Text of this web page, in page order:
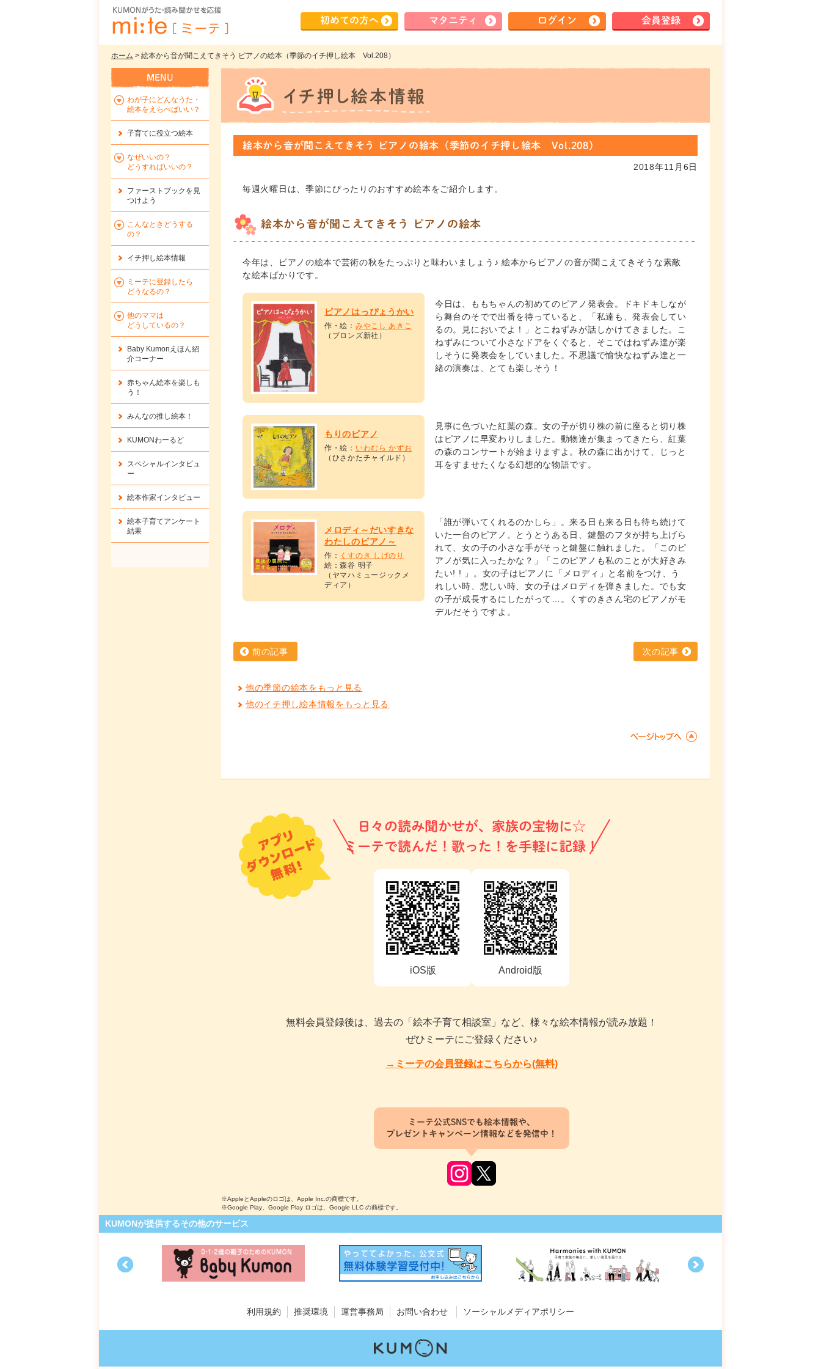
初めての方へ マタ ニティ ログイン 会員登録
ホーム > 絵本から音が聞こえてきそう ピアノの絵本（季節のイチ押し絵本 Vol.208）
絵本から音が聞こえてきそう ピアノの絵本（季節のイチ押し絵本 Vol.208）
2018年11月6日
毎週火曜日は、季節にぴったりのおすすめ絵本をご紹介します。
絵本から音が聞こえてきそう ピアノの絵本
今年は、ピアノの絵本で芸術の秋をたっぷりと味わいましょう♪ 絵本からピアノの音が聞こえてきそうな素敵
な絵本ばかりです。
ピアノはっぴょうかい
作・絵： みやこし あきこ
（ブロンズ新社）
今日は、ももちゃんの初めてのピアノ発表会。ドキドキしなが
ら舞台のそでで出番を待っていると、「私達も、発表会してい
るの。見においでよ！」とこねずみが話しかけてきました。こ
ねずみについて小さなドアをくぐると、そこではねずみ達が楽
しそうに発表会をしていました。不思議で愉快なねずみ達と一
緒の演奏は、とても楽しそう！
もりのピアノ
作・絵： いわむら かずお
（ひさかたチャイルド）
見事に色づいた紅葉の森。女の子が切り株の前に座ると切り株
はピアノに早変わりしました。動物達が集まってきたら、紅葉
の森のコンサートが始まりますよ。秋の森に出かけて、じっと
耳をすませたくなる幻想的な物語です。
メロディ～だいすきな
わたしのピアノ～
作： くすのき しげのり
絵：森谷 明子
（ヤマハミュージックメ
ディア）
「誰が弾いてくれるのかしら」。来る日も来る日も待ち続けて
いた一台のピアノ。とうとうある日、鍵盤のフタが持ち上げら
れて、女の子の小さな手がそっと鍵盤に触れました。「このピ
アノが気に入ったかな？」「このピアノも私のことが大好きみ
たい! ! 」。女の子はピアノに「メロディ」と名前をつけ、う
れしい時、悲しい時、女の子はメロディを弾きました。でも女
の子が成長するにしたがって…。くすのきさん宅のピアノがモ
デルだそうですよ。
前の記事 次の記事
他の季節の絵本をもっと見る
他のイチ押し絵本情報をもっと見る
わが子にどんなうた・
絵本をえらべばいい？
子育てに役立つ絵本
なぜいいの？
どうすればいいの？
ファーストブックを 見
つけよう
こんなときどうする
の？
イチ押し絵本情報
ミーテに登録したら
どうなるの？
他のママは
どうしているの？
Baby Kumonえほん紹
介コーナー
赤ちゃん絵本を楽しも
う！
みんなの推し絵本！
KUMONわーるど
スペシャルインタビュ
ー
絵本作家インタビュー
絵本子育てアンケート
結果
日々の読み聞かせが、家族の宝物に☆
ミーテで読んだ！歌った！を手軽に記録！
iOS版 Android版
無料会員登録後は、過去の「絵本子育て相談室」など、様々な絵本情報が読み放題！
ぜひミーテにご登録ください♪
→ミーテの会員登録はこちらから(無料)
ミーテ公式SNSでも絵本情報や、
プレゼントキャンペーン情報などを発信中！
※AppleとAppleのロゴは、Apple Inc.の商標です。
※Google Play、Google Play ロゴは、Google LLC の商標です。
KUMONが提供するその他のサービス
利用規約 推奨環境 運営事務局 お問い合わせ ソーシャルメディアポリシー